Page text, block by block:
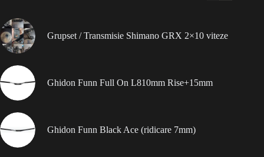
Grupset / Transmisie Shimano GRX 2×10 viteze
Ghidon Funn Full On L810mm Rise+15mm
Ghidon Funn Black Ace (ridicare 7mm)